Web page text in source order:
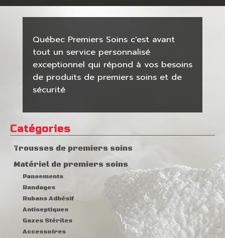
Québec Premiers Soins c'est
avant tout un service
personnalisé exceptionnel qui
répond à vos besoins de
produits de premiers soins et
de sécurité
Québec Premiers Soins c'est avant
tout un service personnalisé
exceptionnel qui répond à vos besoins
de produits de premiers soins et de
sécurité
Catégories
Trousses de premiers soins
Matériel de premiers soins
Pansements
Bandages
Rubans Adhésif
Antiseptiques
Gazes Stériles
Accessoires